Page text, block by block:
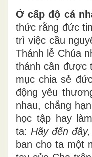
Ở cấp độ cá
thức rằng đức
trì việc cầu
Thánh lễ Chúa
thánh cần được
mục chia sẻ
động yêu
nhau, chẳng
học tập hay
ta: Hãy đến
ban cho ta một